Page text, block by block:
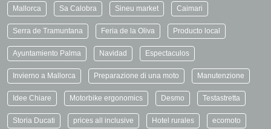
Mallorca Sa Calobra Sineu market Caimari
Serra de Tramuntana Feria de la Oliva Producto local
Ayuntamiento Palma Navidad Espectaculos
Invierno a Mallorca Preparazione di una moto Manutenzione
Idee Chiare Motorbike ergonomics Desmo Testastretta
Storia Ducati prices all inclusive Hotel rurales ecomoto